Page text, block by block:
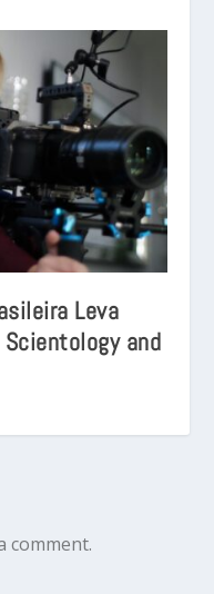
Leva
Scientology and
comment.